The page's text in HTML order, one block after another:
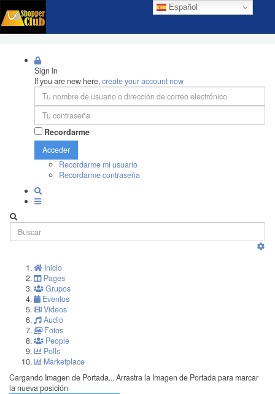
Español
Sign In
If you are new here,create your account now
Recordarme
Acceder
Recordarme mi usuario
Recordarme contraseña
Inicio
Pages
Grupos
Eventos
Videos
Audio
Fotos
People
Polls
Marketplace
Cargando Imagen de Portada... Arrastra la Imagen de Portada para marcar
la nueva posición